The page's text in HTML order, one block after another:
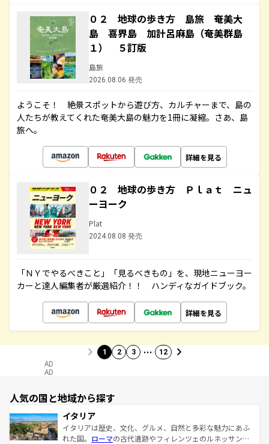
０２ 地球の歩き方 島旅 奄美大
島 喜界島 加計呂麻島（奄美群島
１） ５訂版
島旅
2026.08.06 発売
ようこそ！ 絶景スポットから遊び方、カルチャーまで、島の
人たちが教えてくれた奄美大島の魅力を1冊に凝縮。さあ、島
旅へ。
詳細を見る
０２ 地球の歩き方 Ｐｌａｔ ニュ
ーヨーク
Plat
2024.08.08 発売
「ＮＹでやるべきこと」「見るべきもの」を、現地ニューヨー
カーと達人編集者が厳選紹介！！ ハンディなガイドブック。
詳細を見る
1 2 3 … 12
AD
AD
人気の国と地域から探す
イタリア
イタリアは歴史、文化、グルメ、自然と多彩な魅力にあふ
れた国。 ローマの古代遺跡やフィレンツェのルネッサンス